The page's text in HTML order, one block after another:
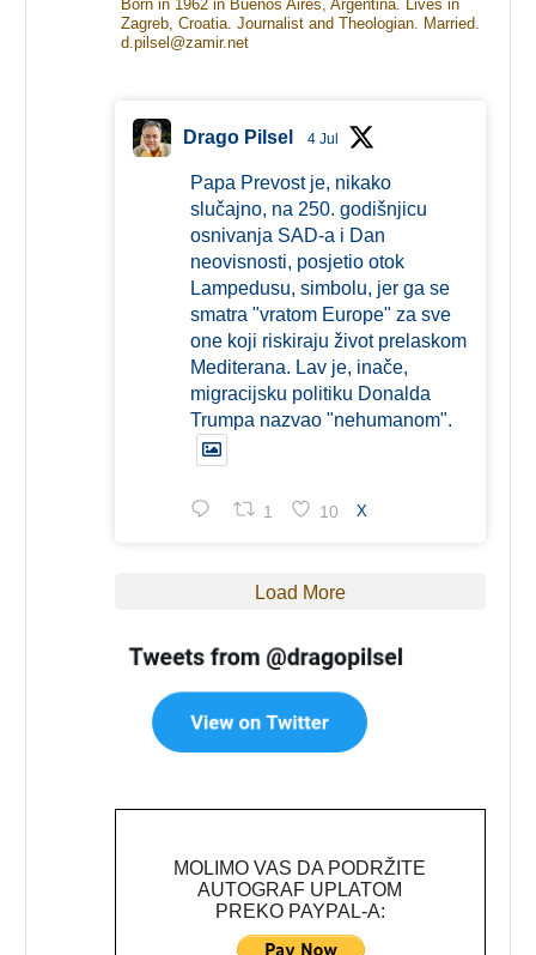
Born in 1962 in Buenos Aires, Argentina. Lives in
Zagreb, Croatia. Journalist and Theologian. Married.
d.pilsel@zamir.net
Drago Pilsel 4 Jul
Papa Prevost je, nikako
slučajno, na 250. godišnjicu
osnivanja SAD-a i Dan
neovisnosti, posjetio otok
Lampedusu, simbolu, jer ga se
smatra "vratom Europe" za sve
one koji riskiraju život prelaskom
Mediterana. Lav je, inače,
migracijsku politiku Donalda
Trumpa nazvao "nehumanom".
1 10 X
Load More
MOLIMO VAS DA PODRŽITE
AUTOGRAF UPLATOM
PREKO PAYPAL-A: